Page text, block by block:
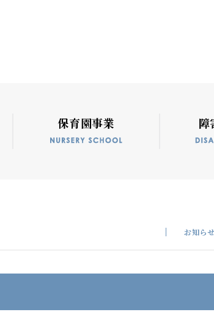
保育園事業 障
お知らせ